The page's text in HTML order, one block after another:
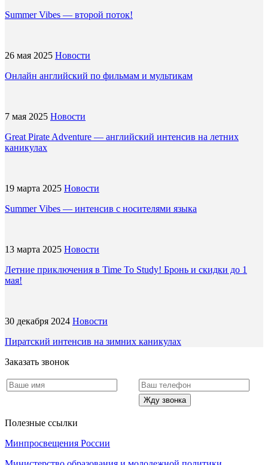
Summer Vibes — второй поток!
26 мая 2025 Новости
Онлайн английский по фильмам и мультикам
7 мая 2025 Новости
Great Pirate Adventure — английский интенсив на летних
каникулах
19 марта 2025 Новости
Summer Vibes — интенсив с носителями языка
13 марта 2025 Новости
Летние приключения в Time To Study! Бронь и скидки до 1
мая!
30 декабря 2024 Новости
Пиратский интенсив на зимних каникулах
Заказать звонок
Жду звонка
Полезные ссылки
Минпросвещения России